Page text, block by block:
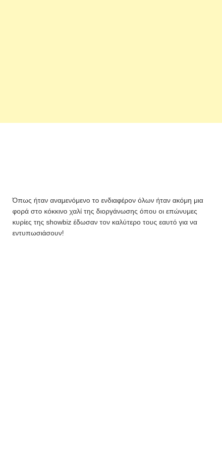
Όπως ήταν αναμενόμενο το ενδιαφέρον όλων ήταν ακόμη μια
φορά στο κόκκινο χαλί της διοργάνωσης όπου οι επώνυμες
κυρίες της showbiz έδωσαν τον καλύτερο τους εαυτό για να
εντυπωσιάσουν!